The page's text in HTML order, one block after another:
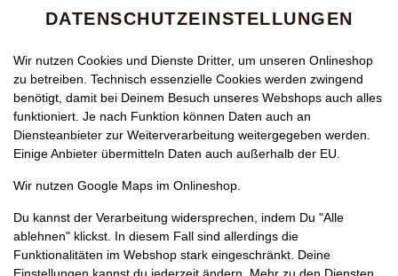
128 JAPANISCHE TERIYAKI
HEISSPLATTE MIT FISCH (
LACHS)
DATENSCHUTZEINSTELLUNGEN
Wir nutzen Cookies und Dienste Dritter, um unseren Onlineshop
zu betreiben. Technisch essenzielle Cookies werden zwingend
benötigt, damit bei Deinem Besuch unseres Webshops auch alles
funktioniert. Je nach Funktion können Daten auch an
Diensteanbieter zur Weiterverarbeitung weitergegeben werden.
Einige Anbieter übermitteln Daten auch außerhalb der EU.
Wir nutzen Google Maps im Onlineshop.
Du kannst der Verarbeitung widersprechen, indem Du "Alle
ablehnen" klickst. In diesem Fall sind allerdings die
Funktionalitäten im Webshop stark eingeschränkt. Deine